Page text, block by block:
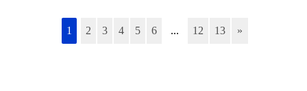
1 2 3 4 5 6 ... 12 13 »